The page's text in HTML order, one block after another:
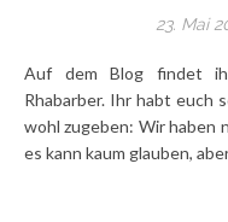
23. Mai
Auf dem Blog findet ihr bisher kein einziges Rezept mit
Rhabarber. Ihr habt euch
wohl zugeben: Wir haben
es kann kaum glauben,